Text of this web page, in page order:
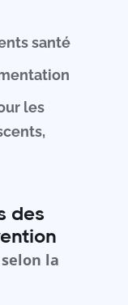
santé
les
des
la